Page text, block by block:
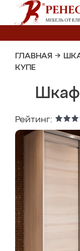
ГЛАВНАЯ →
КУПЕ
Рейтинг: